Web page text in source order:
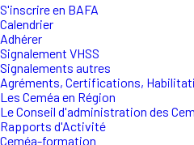
S'inscrire en BAFA
Calendrier
Adhérer
Signalement VHSS
Signalements autres
Agréments, Certifications,
Les Ceméa en Région
Le Conseil d'administration des
Rapports d'Activité
Ceméa-formation